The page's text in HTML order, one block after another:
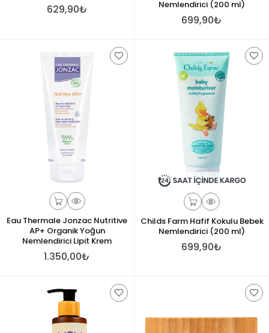
629,90₺
Nemlendirici (200 ml)
699,90₺
Eau Thermale Jonzac Nutritive
AP+ Organik Yoğun
Nemlendirici Lipit Krem
1.350,00₺
Childs Farm Hafif Kokulu Bebek
Nemlendirici (200 ml)
699,90₺